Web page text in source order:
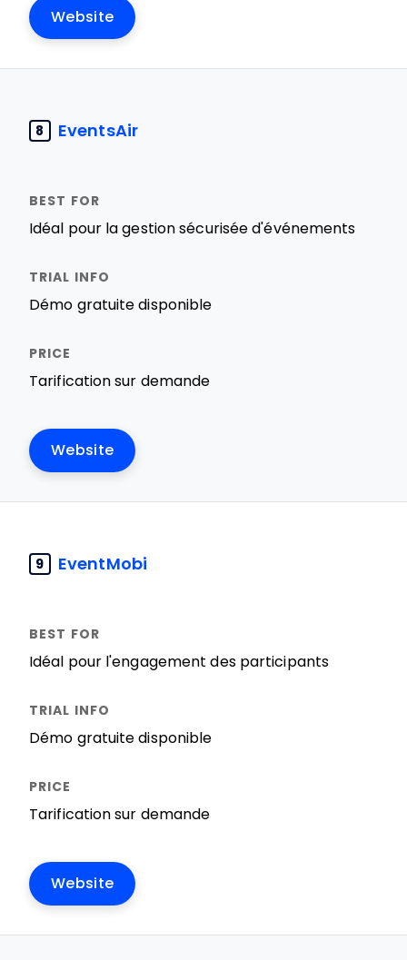
Website
8 EventsAir
Idéal pour la gestion sécurisée d'événements
Démo gratuite disponible
Tarification sur demande
Website
9 EventMobi
Idéal pour l'engagement des participants
Démo gratuite disponible
Tarification sur demande
Website